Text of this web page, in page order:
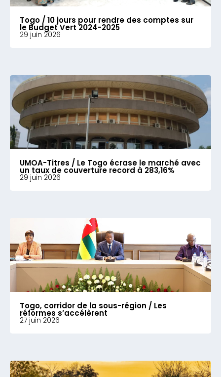
Togo / 10 jours pour rendre des comptes sur
le Budget Vert 2024-2025
29 juin 2026
UMOA-Titres / Le Togo écrase le marché avec
un taux de couverture record à 283,16%
29 juin 2026
Togo, corridor de la sous-région / Les
réformes s’accélèrent
27 juin 2026